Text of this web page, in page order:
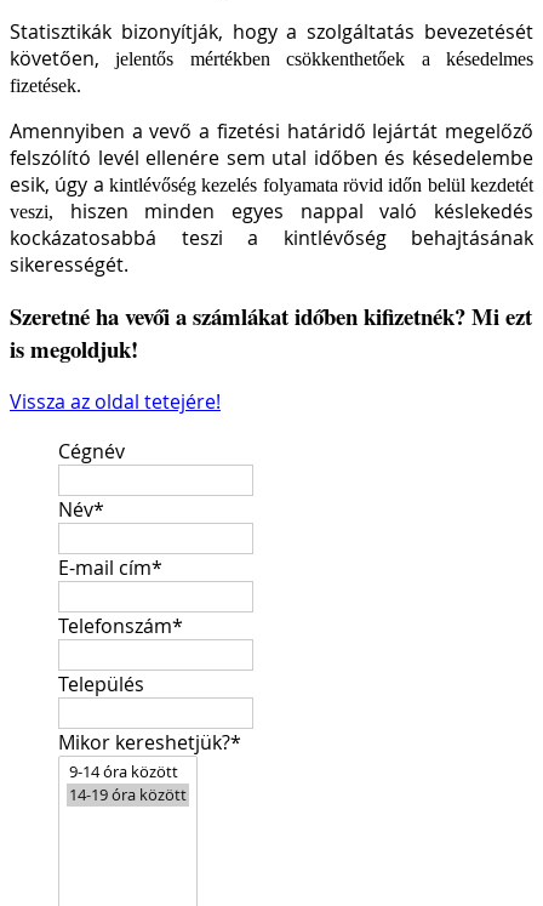
Statisztikák bizonyítják, hogy a szolgáltatás bevezetését
követően,jelentős mértékben csökkenthetőek a késedelmes
fizetések.
Amennyiben a vevő a fizetési határidő lejártát megelőző
felszólító levél ellenére sem utal időben és késedelembe
esik, úgy a kintlévőség kezelés folyamata rövid időn belül kezdetét
veszi, hiszen minden egyes nappal való késlekedés
kockázatosabbá teszi a kintlévőség behajtásának
sikerességét.
Szeretné ha vevői a számlákat időben kifizetnék? Mi ezt
is megoldjuk!
Vissza az oldal tetejére!
Cégnév
Név*
E-mail cím*
Telefonszám*
Település
Mikor kereshetjük?*